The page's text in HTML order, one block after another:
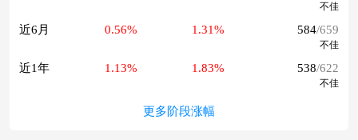
不佳
近6月 0.56% 1.31% 584/659
不佳
近1年 1.13% 1.83% 538/622
不佳
更多阶段涨幅